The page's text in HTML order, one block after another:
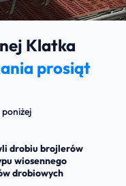
Klatka
prosiąt
poniżej
drobiu brojlerów
wiosennego
drobiowych